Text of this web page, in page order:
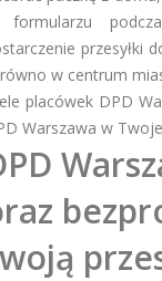
przesyłki
w centrum
placówek DPD
Warszawa w